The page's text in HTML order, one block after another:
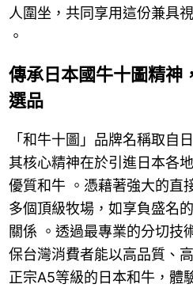
人圍坐，共同享用這份兼具
。
傳承日本國牛十圖精神
選品
「和牛十圖」品牌名稱取自
其核心精神在於引進日本各
優質和牛 。憑藉著強大的直
多個頂級牧場，如享負盛名
關係 。透過最專業的分切技
保台灣消費者能以高品質、
正宗A5等級的日本和牛，體